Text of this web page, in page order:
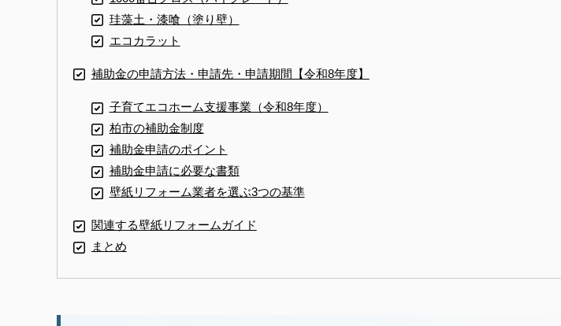
珪藻土・漆喰（塗り壁）
エコカラット
補助金の申請方法・申請先・申請期間【令和8年度】
子育てエコホーム支援事業（令和8年度）
柏市の補助金制度
補助金申請のポイント
補助金申請に必要な書類
壁紙リフォーム業者を選ぶ3つの基準
関連する壁紙リフォームガイド
まとめ